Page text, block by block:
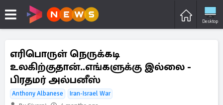
Desktop
எரிபொருள் நெருக்கடி
உலகிற்குதான்..எங்களுக்கு இல்லை -
பிரதமர் அல்பனீஸ்
Anthony Albanese
Iran-Israel War